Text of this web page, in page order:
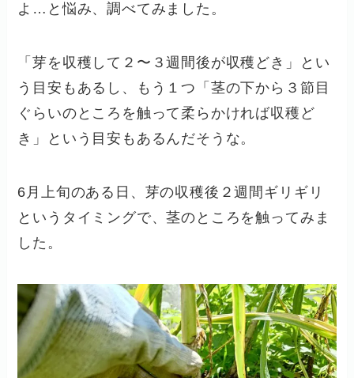
よ…と悩み、調べてみました。
「芽を収穫して２〜３週間後が収穫どき」とい
う目安もあるし、もう１つ「茎の下から３節目
ぐらいのところを触って柔らかければ収穫ど
き」という目安もあるんだそうな。
6月上旬のある日、芽の収穫後２週間ギリギリ
というタイミングで、茎のところを触ってみま
した。